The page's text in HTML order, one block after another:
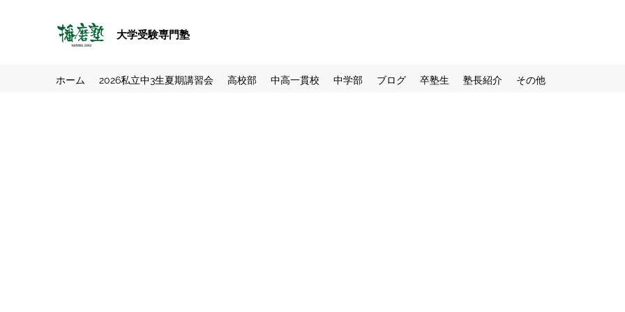
大学受験専門塾
ホーム 2026私立中3生夏期講習会 高校部 中高一貫校 中学部 ブログ 卒塾生 塾長紹介 その他